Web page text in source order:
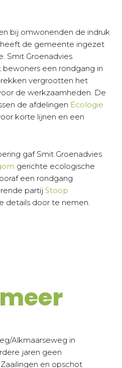
bij omwonenden de indruk
de gemeente ingezet
Smit Groenadvies
een rondgang in
vergrootten het
de werkzaamheden. De
de afdelingen Ecologie
korte lijnen en een
gaf Smit Groenadvies
gerichte ecologische
een rondgang
partij Stoop
details door te nemen.
Alkmaarseweg in
jaren geen
en opschot